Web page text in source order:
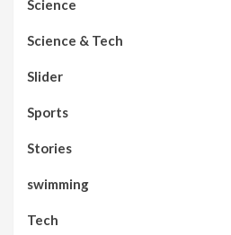
Science
Science & Tech
Slider
Sports
Stories
swimming
Tech